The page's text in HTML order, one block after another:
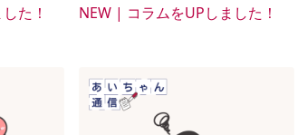
た！ NEW | コラムをUPしました！